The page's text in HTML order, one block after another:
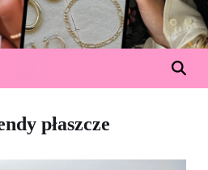
płaszcze